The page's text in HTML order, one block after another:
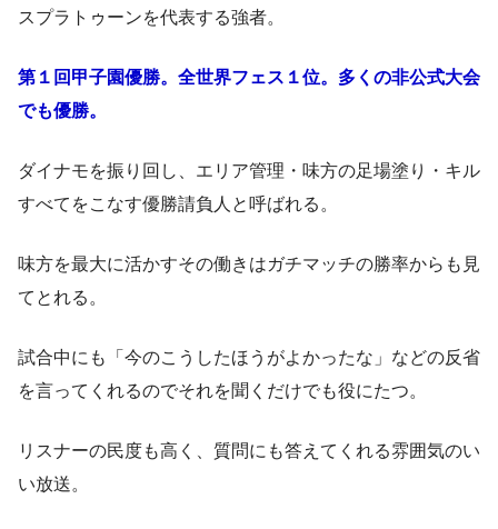
スプラトゥーンを代表する強者。
第１回甲子園優勝。全世界フェス１位。多くの非公式大会
でも優勝。
ダイナモを振り回し、エリア管理・味方の足場塗り・キル
すべてをこなす優勝請負人と呼ばれる。
味方を最大に活かすその働きはガチマッチの勝率からも見
てとれる。
試合中にも「今のこうしたほうがよかったな」などの反省
を言ってくれるのでそれを聞くだけでも役にたつ。
リスナーの民度も高く、質問にも答えてくれる雰囲気のい
い放送。